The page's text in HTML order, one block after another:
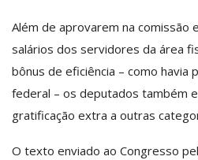
Além de aprovarem na comissão
salários dos servidores da área
bônus de eficiência – como havia
federal – os deputados também
gratificação extra a outras
O texto enviado ao Congresso